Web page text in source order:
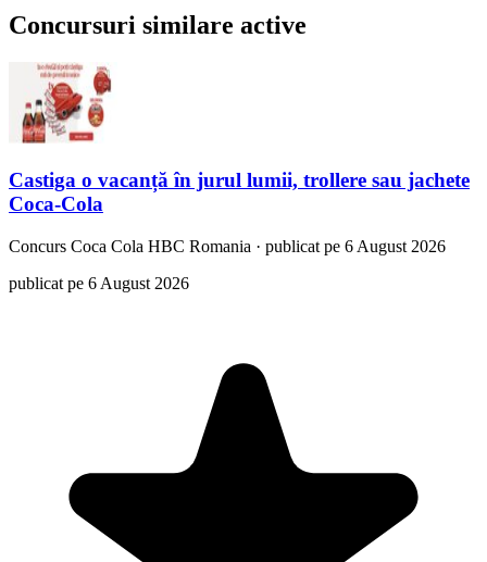
Concursuri similare active
Castiga o vacanță în jurul lumii, trollere sau jachete
Coca-Cola
Concurs Coca Cola HBC Romania · publicat pe 6 August 2026
publicat pe 6 August 2026